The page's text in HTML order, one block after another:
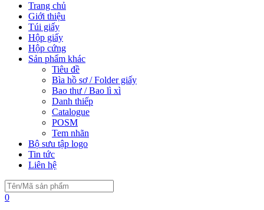
Trang chủ
Giới thiệu
Túi giấy
Hộp giấy
Hộp cứng
Sản phẩm khác
Tiêu đề
Bìa hồ sơ / Folder giấy
Bao thư / Bao lì xì
Danh thiếp
Catalogue
POSM
Tem nhãn
Bộ sưu tập logo
Tin tức
Liên hệ
0